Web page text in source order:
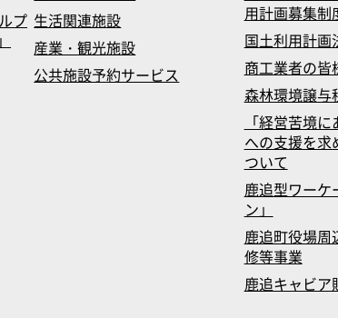
プ 生活関連施設
産業・観光施設
公共施設予約サービス
用計画募集制
国土利用計画
商工業者の皆
森林環境譲与
「経営苦境
への支援を求
ついて
鹿追型ワーケ
ン」
鹿追町役場周
修等事業
鹿追キャビア